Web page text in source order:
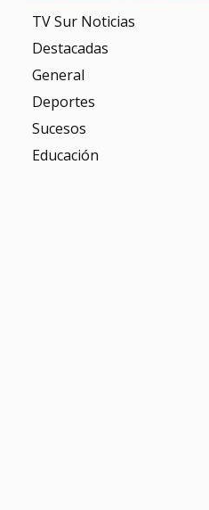
TV Sur Noticias
Destacadas
General
Deportes
Sucesos
Educación